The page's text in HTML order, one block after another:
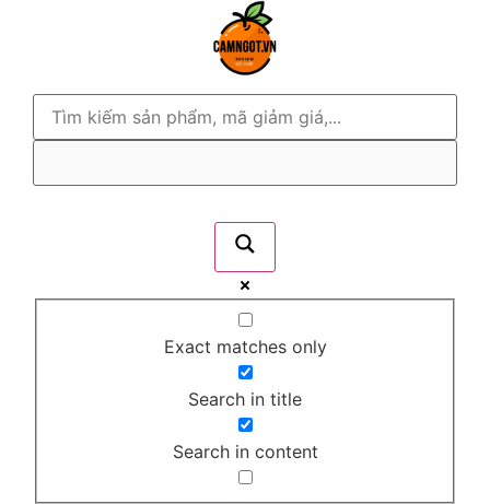
Exact matches only
Search in title
Search in content